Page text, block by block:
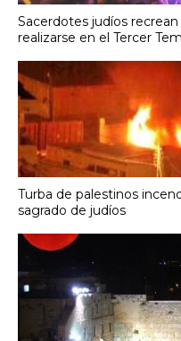
Sacerdotes judíos
realizarse en el Tercer
Turba de palestinos
sagrado de judíos